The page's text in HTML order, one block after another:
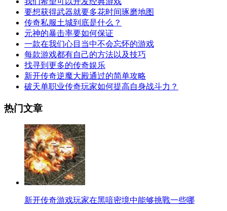
要想获得武器就要多花时间琢磨地图
传奇私服土城到底是什么？
元神的暴击率要如何保证
一款在我们心目当中不会忘怀的游戏
每款游戏都有自己的方法以及技巧
找寻到更多的传奇娱乐
新开传奇逆魔大殿通过的简单攻略
破天单职业传奇玩家如何提高自身战斗力？
热门文章
新开传奇游戏玩家在黑喑密境中能够挑戰一些哪